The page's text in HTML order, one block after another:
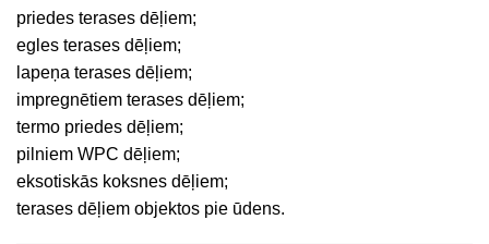
priedes terases dēļiem;
egles terases dēļiem;
lapeņa terases dēļiem;
impregnētiem terases dēļiem;
termo priedes dēļiem;
pilniem WPC dēļiem;
eksotiskās koksnes dēļiem;
terases dēļiem objektos pie ūdens.